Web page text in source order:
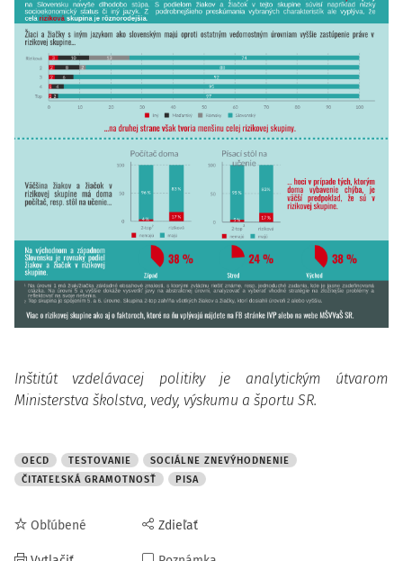
Inštitút vzdelávacej politiky je analytickým útvarom
Ministerstva školstva, vedy, výskumu a športu SR.
OECD TESTOVANIE
SOCIÁLNE ZNEVÝHODNENIE
ČITATEĽSKÁ GRAMOTNOSŤ
PISA
Obľúbené Zdieľať